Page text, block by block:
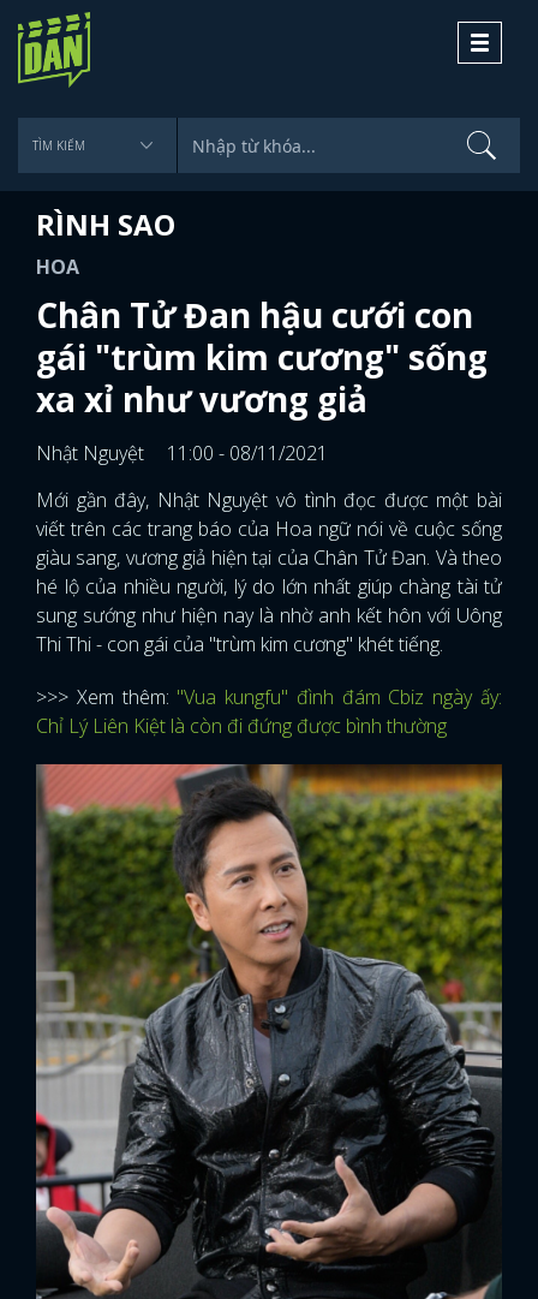
Toggle
RÌNH SAO
HOA
Chân Tử Đan hậu cưới con
gái "trùm kim cương" sống
xa xỉ như vương giả
Nhật Nguyệt
11:00 - 08/11/2021
Mới gần đây, Nhật Nguyệt vô tình đọc được một bài
viết trên các trang báo của Hoa ngữ nói về cuộc sống
giàu sang, vương giả hiện tại của Chân Tử Đan. Và theo
hé lộ của nhiều người, lý do lớn nhất giúp chàng tài tử
sung sướng như hiện nay là nhờ anh kết hôn với Uông
Thi Thi - con gái của "trùm kim cương" khét tiếng.
>>> Xem thêm: "Vua kungfu" đình đám Cbiz ngày ấy:
Chỉ Lý Liên Kiệt là còn đi đứng được bình thường